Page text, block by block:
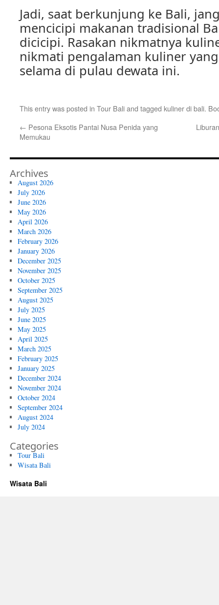
Jadi, saat berkunjung ke Bali,
mencicipi makanan tradisional
dicicipi. Rasakan nikmatnya
nikmati pengalaman kuliner
selama di pulau dewata ini.
This entry was posted in Tour Baliand tagged kuliner di bali.
← Pesona Eksotis Pantai Nusa Penida yang
Memukau
Archives
August 2026
July 2026
June 2026
May 2026
April 2026
March 2026
February 2026
January 2026
December 2025
November 2025
October 2025
September 2025
August 2025
July 2025
June 2025
May 2025
April 2025
March 2025
February 2025
January 2025
December 2024
November 2024
October 2024
September 2024
August 2024
July 2024
Categories
Tour Bali
Wisata Bali
Wisata Bali